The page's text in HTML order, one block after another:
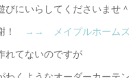
にいらしてくださいませ
！ →→ メイプルホームズ
てないのですが